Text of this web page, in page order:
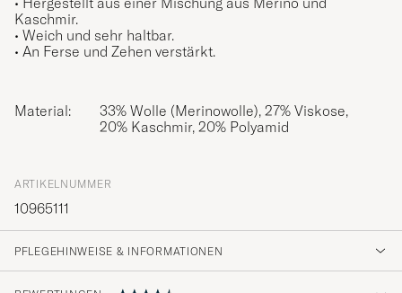
Kaschmir.
• Weich und sehr haltbar.
• An Ferse und Zehen verstärkt.
Material:
33% Wolle (Merinowolle), 27% Viskose,
20% Kaschmir, 20% Polyamid
ARTIKELNUMMER
10965111
PFLEGEHINWEISE & INFORMATIONEN